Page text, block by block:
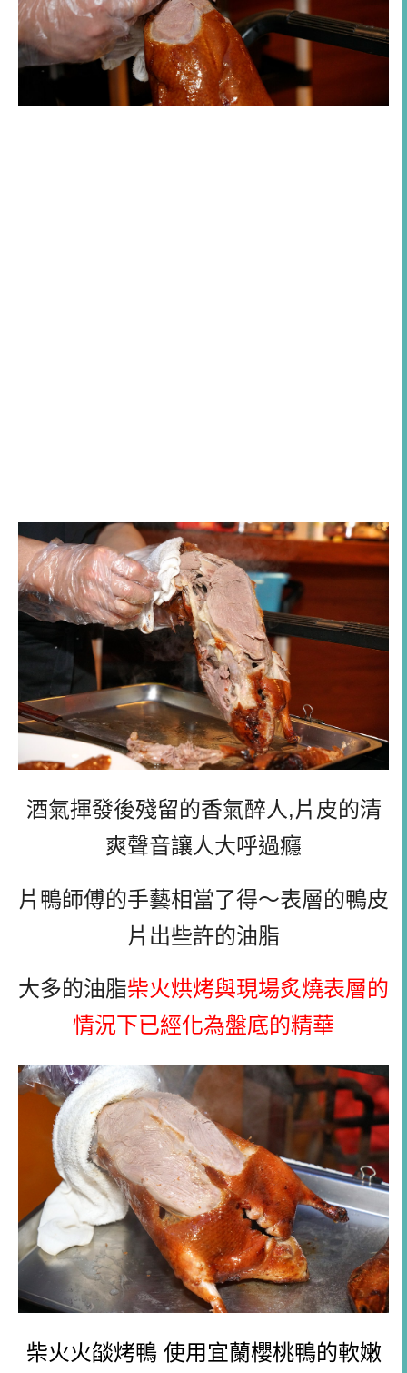
酒氣揮發後殘留的香氣醉人,片皮的清
爽聲音讓人大呼過癮
片鴨師傅的手藝相當了得～表層的鴨皮
片出些許的油脂
大多的油脂柴火烘烤與現場炙燒表層的
情況下已經化為盤底的精華
柴火火燄烤鴨 使用宜蘭櫻桃鴨的軟嫩